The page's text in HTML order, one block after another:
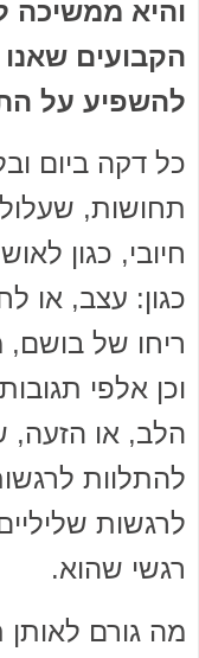
והיא ממשיכה
הקבועים
להשפיע על
כל דקה ביום
תחושות,
חיובי, כגון
כגון: עצב, או
ריחו של בושם,
וכן אלפי
הלב, או הזעה,
להתלוות
לרגשות
רגשי שהוא.
מה גורם לאותן